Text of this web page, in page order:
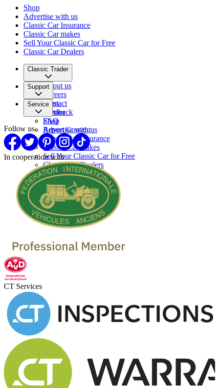
Shop
Advertise with us
Classic Car Insurance
Classic Car makes
Sell Your Classic Car for Free
Classic Car Dealers
Classic Trader
About us
Careers
Press
Partner
Support
Contact
Feedback
FAQ
Report Content
Service
Shop
Advertise with us
Classic Car Insurance
Classic Car makes
Sell Your Classic Car for Free
Classic Car Dealers
Follow us
In cooperation with
CT Services